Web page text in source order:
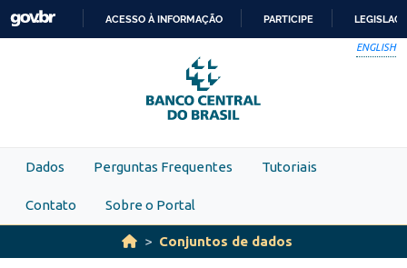
Skip to main content
PARA
O
CONTEÚDO
ACESSO À INFORMAÇÃO PARTICIPE
ENGLISH
Dados Perguntas Frequentes Tutoriais
Contato Sobre o Portal
Conjuntos de dados